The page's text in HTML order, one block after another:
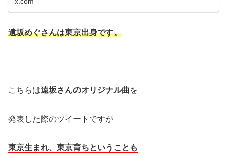
遠坂めぐさんは東京出身です。
こちらは遠坂さんのオリジナル曲を
発表した際のツイートですが
東京生まれ、東京育ちということも